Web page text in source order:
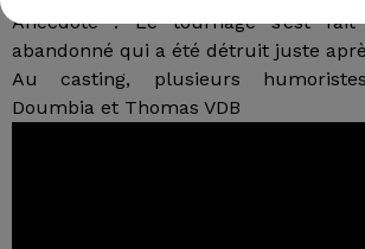
Anecdote : Le tournage s’est
abandonné qui a été détruit juste
Au casting, plusieurs
Doumbia et Thomas VDB